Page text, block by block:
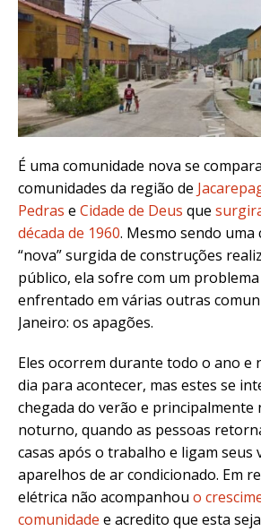
É uma comunidade nova se
comunidades da região de
Pedras e Cidade de Deus que
década de 1960. Mesmo sendo uma
“nova” surgida de construções
público, ela sofre com um
enfrentado em várias outras
Janeiro: os apagões.
Eles ocorrem durante todo o ano e
dia para acontecer, mas estes se
chegada do verão e principalmente
noturno, quando as pessoas
casas após o trabalho e ligam seus
aparelhos de ar condicionado. Em
elétrica não acompanhou o
comunidade e acredito que esta